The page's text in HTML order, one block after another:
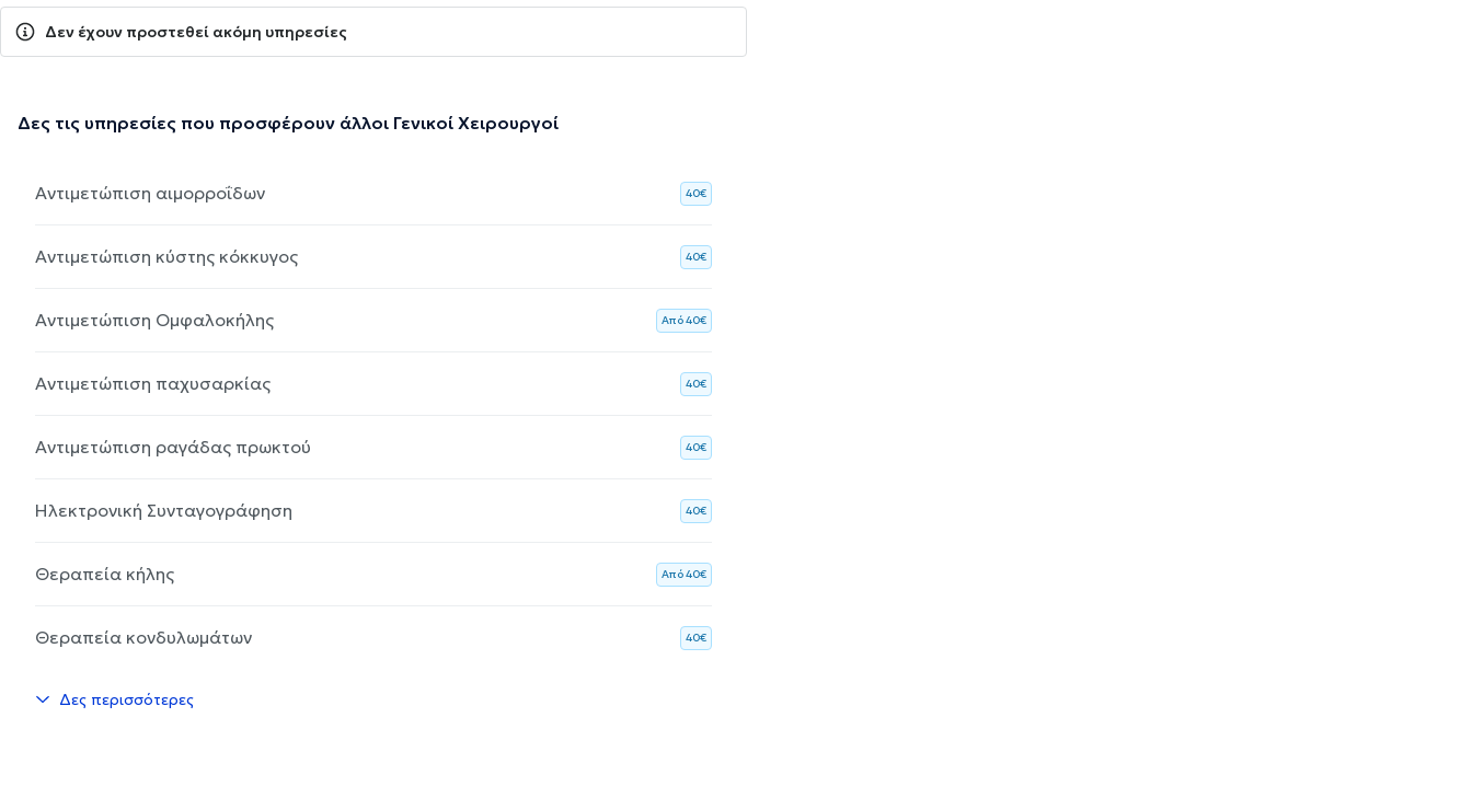
Δεν έχουν προστεθεί ακόμη υπηρεσίες
Δες τις υπηρεσίες που προσφέρουν άλλοι Γενικοί Χειρουργοί
Αντιμετώπιση αιμορροΐδων 40€
Αντιμετώπιση κύστης κόκκυγος 40€
Αντιμετώπιση Ομφαλοκήλης Aπό 40€
Αντιμετώπιση παχυσαρκίας 40€
Αντιμετώπιση ραγάδας πρωκτού 40€
Ηλεκτρονική Συνταγογράφηση 40€
Θεραπεία κήλης Aπό 40€
Θεραπεία κονδυλωμάτων 40€
Δες περισσότερες